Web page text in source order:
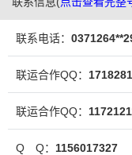
联系电话：
联运合作QQ：
联运合作QQ：
Q Q： 1156017327